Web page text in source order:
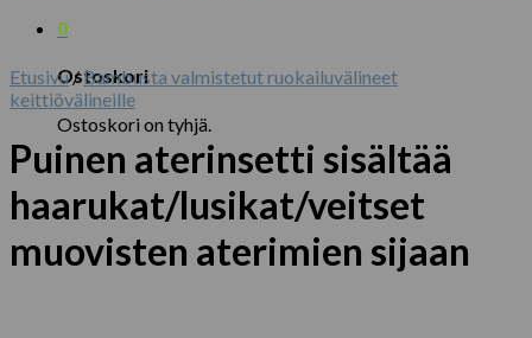
0
Ostoskori
Ostoskori on tyhjä.
Etusivu / Bambusta valmistetut ruokailuvälineet
keittiövälineille
Puinen aterinsetti sisältää
haarukat/lusikat/veitset
muovisten aterimien sijaan